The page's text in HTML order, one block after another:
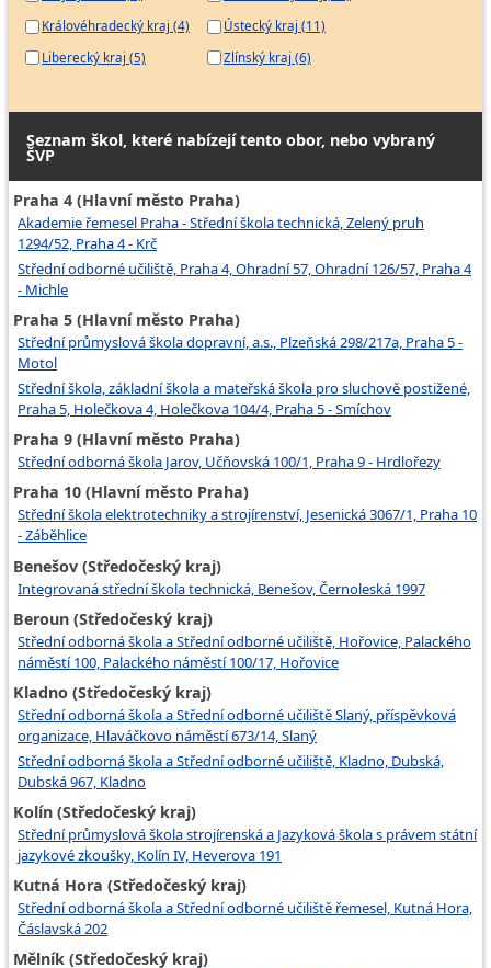
Horník v dole
Horník v ostatních činnostech v dole
Obsluha podzemního zásobníku plynu
Pracovník odpadového hospodářství
Královéhradecký kraj (4)
Liberecký kraj (5)
Ústecký kraj (11)
Zlínský kraj (6)
Seznam škol, které nabízejí tento obor, nebo vybraný
ŠVP
Praha 4 (Hlavní město Praha)
Akademie řemesel Praha - Střední škola technická, Zelený pruh
1294/52, Praha 4 - Krč
Střední odborné učiliště, Praha 4, Ohradní 57, Ohradní 126/57, Praha 4
- Michle
Praha 5 (Hlavní město Praha)
Střední průmyslová škola dopravní, a.s., Plzeňská 298/217a, Praha 5 -
Motol
Střední škola, základní škola a mateřská škola pro sluchově postižené,
Praha 5, Holečkova 4, Holečkova 104/4, Praha 5 - Smíchov
Praha 9 (Hlavní město Praha)
Střední odborná škola Jarov, Učňovská 100/1, Praha 9 - Hrdlořezy
Praha 10 (Hlavní město Praha)
Střední škola elektrotechniky a strojírenství, Jesenická 3067/1, Praha 10
- Záběhlice
Benešov (Středočeský kraj)
Integrovaná střední škola technická, Benešov, Černoleská 1997
Beroun (Středočeský kraj)
Střední odborná škola a Střední odborné učiliště, Hořovice, Palackého
náměstí 100, Palackého náměstí 100/17, Hořovice
Kladno (Středočeský kraj)
Střední odborná škola a Střední odborné učiliště Slaný, příspěvková
organizace, Hlaváčkovo náměstí 673/14, Slaný
Střední odborná škola a Střední odborné učiliště, Kladno, Dubská,
Dubská 967, Kladno
Kolín (Středočeský kraj)
Střední průmyslová škola strojírenská a Jazyková škola s právem státní
jazykové zkoušky, Kolín IV, Heverova 191
Kutná Hora (Středočeský kraj)
Střední odborná škola a Střední odborné učiliště řemesel, Kutná Hora,
Čáslavská 202
Mělník (Středočeský kraj)